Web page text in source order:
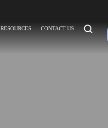
RESOURCES CONTACT US